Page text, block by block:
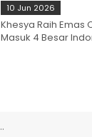
10 Jun 2026
Khesya Raih Emas
Masuk 4 Besar